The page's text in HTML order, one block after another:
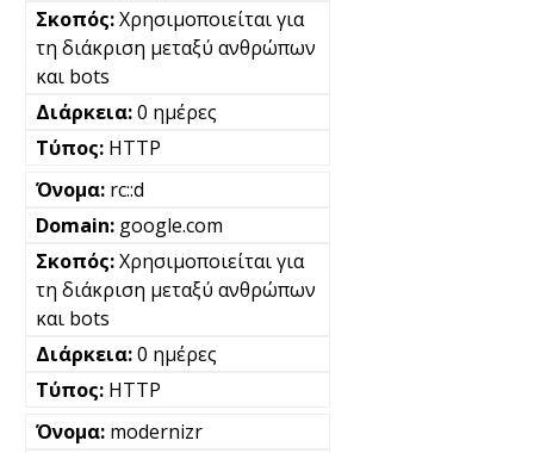
Χρησιμοποιείται για
τη διάκριση μεταξύ ανθρώπων
και bots
0 ημέρες
HTTP
rc::d
google.com
Χρησιμοποιείται για
τη διάκριση μεταξύ ανθρώπων
και bots
0 ημέρες
HTTP
modernizr